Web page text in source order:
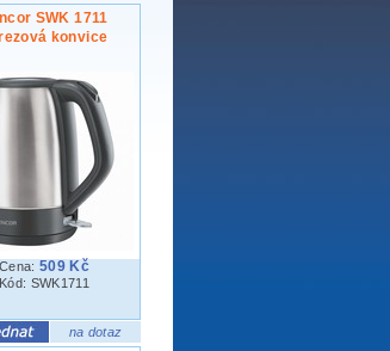
SWK 1711
konvice
Cena: 509 Kč
Kód: SWK1711
na dotaz